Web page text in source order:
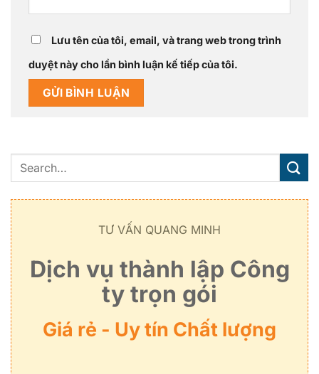
Lưu tên của tôi, email, và trang web trong trình
duyệt này cho lần bình luận kế tiếp của tôi.
TƯ VẤN QUANG MINH
Dịch vụ thành lập Công
ty trọn gói
Giá rẻ - Uy tín Chất lượng